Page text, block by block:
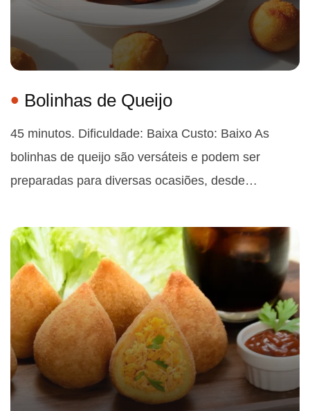
Bolinhas de Queijo
45 minutos. Dificuldade: Baixa Custo: Baixo As
bolinhas de queijo são versáteis e podem ser
preparadas para diversas ocasiões, desde…